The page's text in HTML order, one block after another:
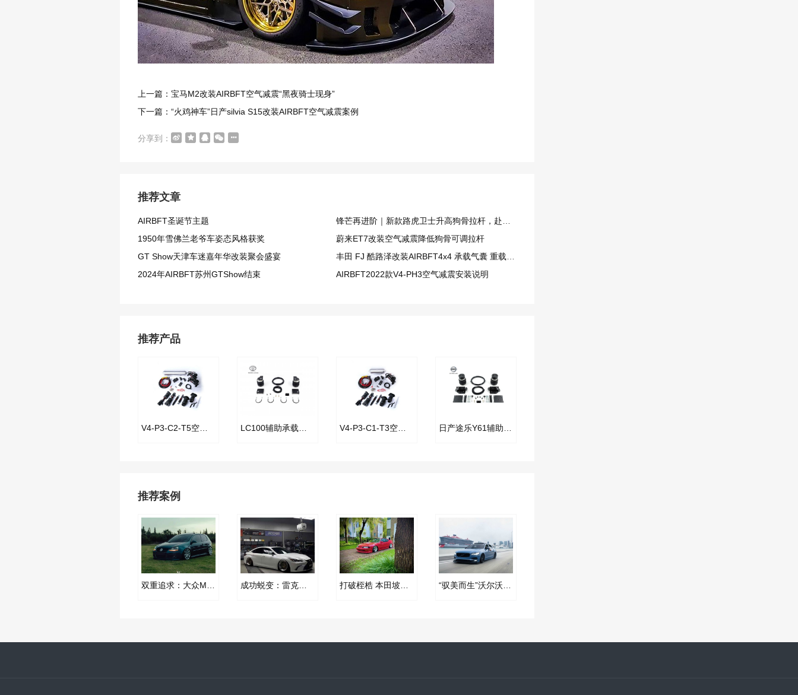
上一篇：宝马M2改装AIRBFT空气减震“黑夜骑士现身”
下一篇：“火鸡神车”日产silvia S15改装AIRBFT空气减震案例
分享到：
推荐文章
AIRBFT圣诞节主题
锋芒再进阶｜新款路虎卫士升高狗骨拉杆，赴荒野之约
1950年雪佛兰老爷车姿态风格获奖
蔚来ET7改装空气减震降低狗骨可调拉杆
GT Show天津车迷嘉年华改装聚会盛宴
丰田 FJ 酷路泽改装AIRBFT4x4 承载气囊 重载越野更加从容
2024年AIRBFT苏州GTShow结束
AIRBFT2022款V4-PH3空气减震安装说明
推荐产品
V4-P3-C1-T3空气减震套件
推荐案例
成功蜕变：雷克萨斯ES改装AIRBFT空气减震案例